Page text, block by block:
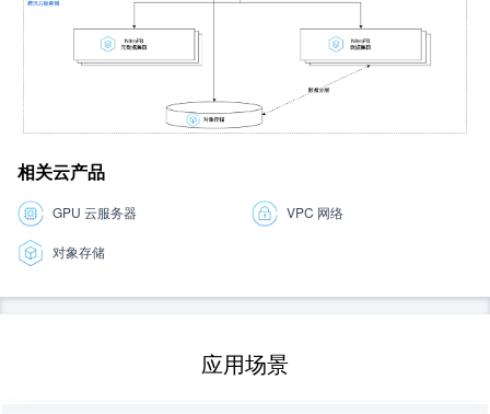
相关云产品
GPU 云服务器
VPC 网络
对象存储
应用场景